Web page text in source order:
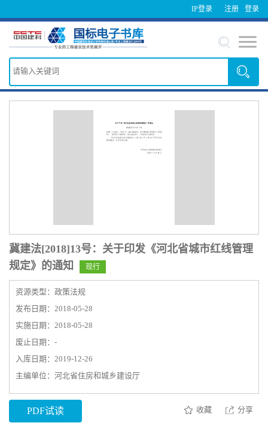
IP登录 登录
注册
冀建法[2018]13号：关于印发《河北省城市红线管理
规定》的通知
现行
资源类型：政策法规
发布日期：2018-05-28
实施日期：2018-05-28
废止日期：-
入库日期：2019-12-26
主编单位：河北省住房和城乡建设厅
PDF试读 收藏 分享